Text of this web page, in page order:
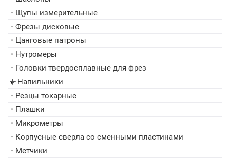
• Щупы измерительные
• Фрезы дисковые
• Цанговые патроны
• Нутромеры
• Головки твердосплавные для фрез
▸ Напильники
• Резцы токарные
• Плашки
• Микрометры
• Корпусные сверла со сменными пластинами
• Метчики